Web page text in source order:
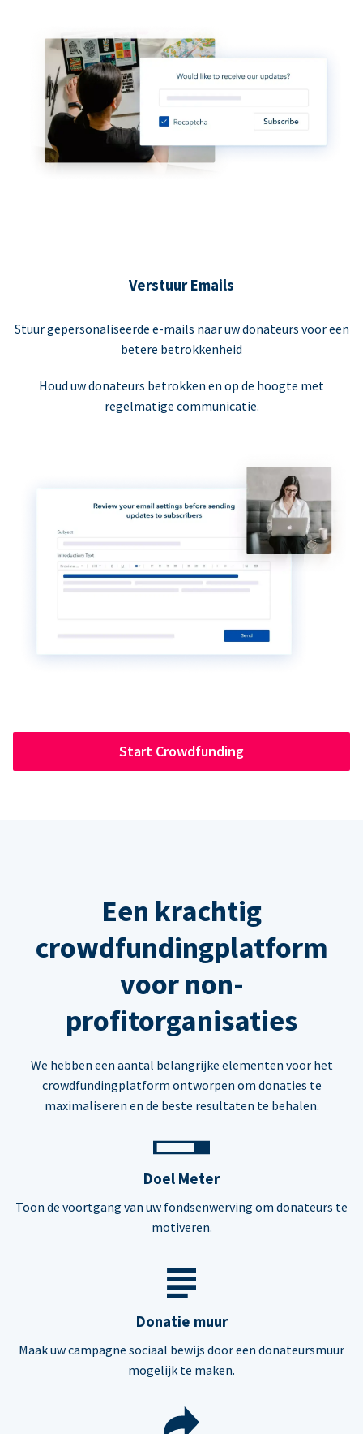
Verstuur Emails
Stuur gepersonaliseerde e-mails naar uw donateurs voor een
betere betrokkenheid
Houd uw donateurs betrokken en op de hoogte met
regelmatige communicatie.
Start Crowdfunding
Een krachtig
crowdfundingplatform
voor non-
profitorganisaties
We hebben een aantal belangrijke elementen voor het
crowdfundingplatform ontworpen om donaties te
maximaliseren en de beste resultaten te behalen.
Doel Meter
Toon de voortgang van uw fondsenwerving om donateurs te
motiveren.
Donatie muur
Maak uw campagne sociaal bewijs door een donateursmuur
mogelijk te maken.